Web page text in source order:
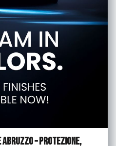
– Protezione,